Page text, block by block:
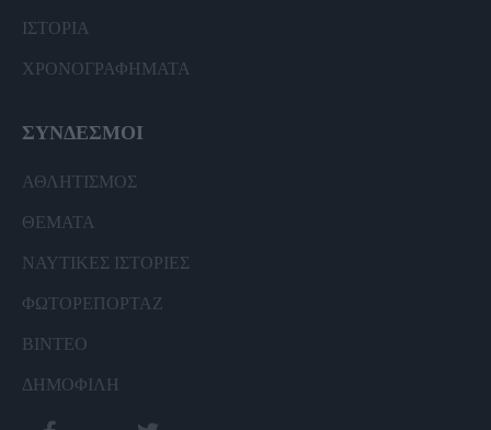
ΙΣΤΟΡΙΑ
ΧΡΟΝΟΓΡΑΦΗΜΑΤΑ
ΣΥΝΔΕΣΜΟΙ
ΑΘΛΗΤΙΣΜΟΣ
ΘΕΜΑΤΑ
ΝΑΥΤΙΚΕΣ ΙΣΤΟΡΙΕΣ
ΦΩΤΟΡΕΠΟΡΤΑΖ
ΒΙΝΤΕΟ
ΔΗΜΟΦΙΛΗ